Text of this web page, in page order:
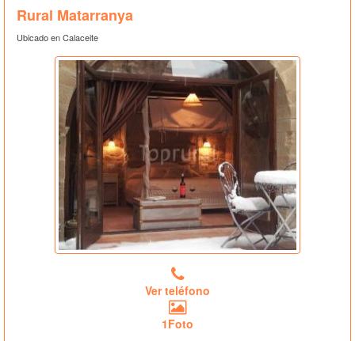
Rural Matarranya
Ubicado en Calaceite
Ver teléfono
1Foto